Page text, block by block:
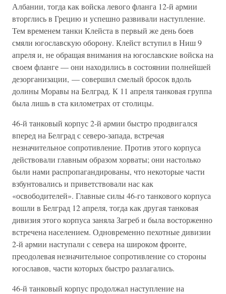
Албании, тогда как войска левого фланга 12-й армии
вторглись в Грецию и успешно развивали наступление.
Тем временем танки Клейста в первый же день боев
смяли югославскую оборону. Клейст вступил в Ниш 9
апреля и, не обращая внимания на югославские войска на
своем фланге — они находились в состоянии полнейшей
дезорганизации, — совершил смелый бросок вдоль
долины Моравы на Белград. К 11 апреля танковая группа
была лишь в ста километрах от столицы.
46-й танковый корпус 2-й армии быстро продвигался
вперед на Белград с северо-запада, встречая
незначительное сопротивление. Против этого корпуса
действовали главным образом хорваты; они настолько
были нами распропагандированы, что некоторые части
взбунтовались и приветствовали нас как
«освободителей». Главные силы 46-го танкового корпуса
вошли в Белград 12 апреля, тогда как другая танковая
дивизия этого корпуса заняла Загреб и была восторженно
встречена населением. Одновременно пехотные дивизии
2-й армии наступали с севера на широком фронте,
преодолевая незначительное сопротивление со стороны
югославов, части которых быстро разлагались.
46-й танковый корпус продолжал наступление на